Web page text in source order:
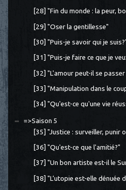
[28] "Fin du monde : la peur,
[29] "Oser la gentillesse"
[30] "Puis-je savoir qui je
[31] "Puis-je faire ce que je
[32] "L'amour peut-il se
[33] "Manipulation dans le
[34] "Qu'est-ce qu'une vie
=>Saison 5
[35] "Justice : surveiller, punir
[36] "Qu'est-ce que l'amitié?"
[37] "Un bon artiste est-il le
[38] "L’utopie est-elle dénuée